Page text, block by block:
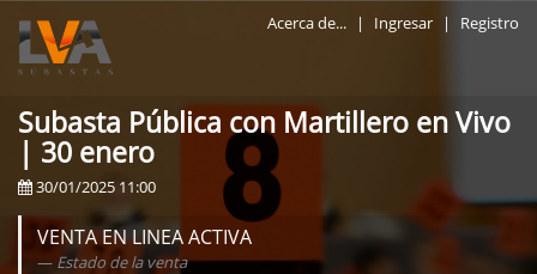
Acerca de... | Ingresar | Registro
Subasta Pública con Martillero en Vivo
| 30 enero
30/01/2025 11:00
VENTA EN LINEA ACTIVA
Estado de la venta